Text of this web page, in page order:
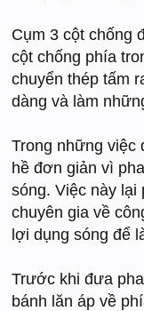
Cụm 3 cột chống
cột chống phía
chuyển thép tấm
dàng và làm
Trong những việc
hề đơn giản vì
sóng. Việc này lại
chuyên gia về
lợi dụng sóng để
Trước khi đưa
bánh lăn áp về